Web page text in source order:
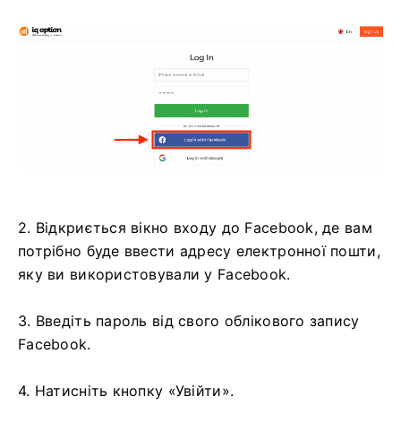
2. Відкриється вікно входу до Facebook, де вам
потрібно буде ввести адресу електронної пошти,
яку ви використовували у Facebook.
3. Введіть пароль від свого облікового запису
Facebook.
4. Натисніть кнопку «Увійти».